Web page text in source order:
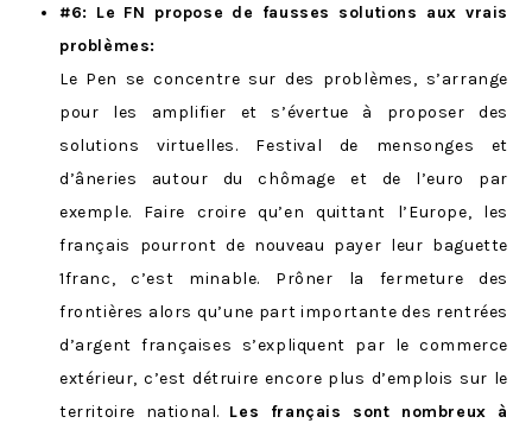
#6: Le FN propose de fausses solutions aux vrais
problèmes:
Le Pen se concentre sur des problèmes, s’arrange
pour les amplifier et s’évertue à proposer des
solutions virtuelles. Festival de mensonges et
d’âneries autour du chômage et de l’euro par
exemple. Faire croire qu’en quittant l’Europe, les
français pourront de nouveau payer leur baguette
1franc, c’est minable. Prôner la fermeture des
frontières alors qu’une part importante des rentrées
d’argent françaises s’expliquent par le commerce
extérieur, c’est détruire encore plus d’emplois sur le
territoire national. Les français sont nombreux à